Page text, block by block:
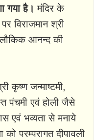
गया है। मंदिर के
विराजमान श्री
आनन्द की
कृष्ण जन्माष्टमी,
पंचमी एवं होली जैसे
एवं भव्यता से मनाये
परम्परागत दीपावली